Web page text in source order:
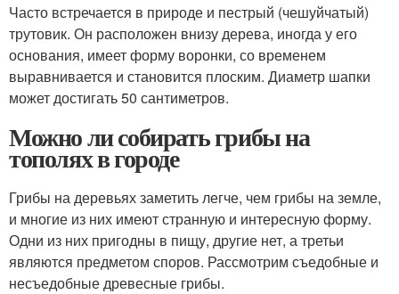
Часто встречается в природе и пестрый (чешуйчатый)
трутовик. Он расположен внизу дерева, иногда у его
основания, имеет форму воронки, со временем
выравнивается и становится плоским. Диаметр шапки
может достигать 50 сантиметров.
Можно ли собирать грибы на
тополях в городе
Грибы на деревьях заметить легче, чем грибы на земле,
и многие из них имеют странную и интересную форму.
Одни из них пригодны в пищу, другие нет, а третьи
являются предметом споров. Рассмотрим съедобные и
несъедобные древесные грибы.